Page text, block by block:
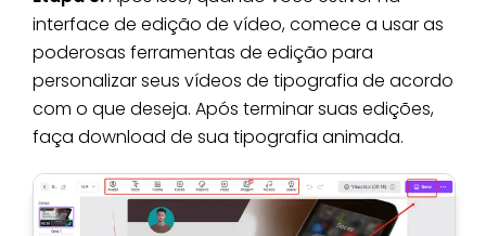
interface de edição de vídeo, comece a usar as
poderosas ferramentas de edição para
personalizar seus vídeos de tipografia de acordo
com o que deseja. Após terminar suas edições,
faça download de sua tipografia animada.